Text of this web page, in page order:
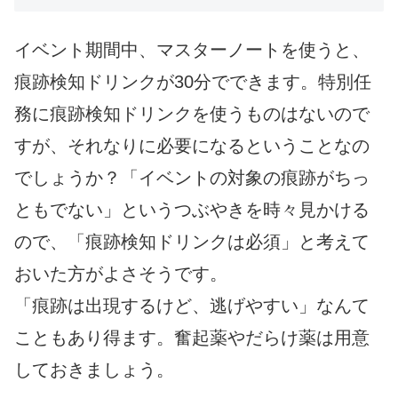
イベント期間中、マスターノートを使うと、
痕跡検知ドリンクが30分でできます。特別任
務に痕跡検知ドリンクを使うものはないので
すが、それなりに必要になるということなの
でしょうか？「イベントの対象の痕跡がちっ
ともでない」というつぶやきを時々見かける
ので、「痕跡検知ドリンクは必須」と考えて
おいた方がよさそうです。
「痕跡は出現するけど、逃げやすい」なんて
こともあり得ます。奮起薬やだらけ薬は用意
しておきましょう。